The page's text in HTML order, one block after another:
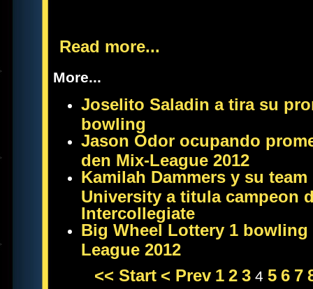
Read more...
More...
Joselito Saladin a tira su
bowling
Jason Odor ocupando
den Mix-League 2012
Kamilah Dammers y su
University a titula campeon
Intercollegiate
Big Wheel Lottery 1
League 2012
<< Start < Prev 1 2 3 4 5 6 7